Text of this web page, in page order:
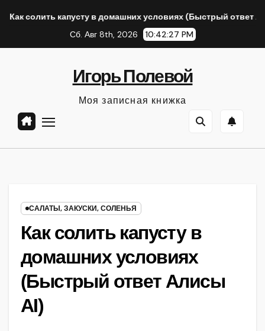
капусту в домашних условиях (Быстрый ответ Алисы AI)
Сб. Авг 8th, 2026
10:42:28 PM
Игорь Полевой
Моя записная книжка
САЛАТЫ, ЗАКУСКИ, СОЛЕНЬЯ
Как солить капусту в
домашних условиях
(Быстрый ответ Алисы
AI)